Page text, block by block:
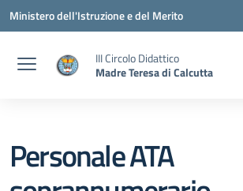
Vai ai contenuti
Vai al menu di navigazione
Vai al footer
Ministero dell'Istruzione e del Merito
III Circolo Didattico
Madre Teresa di Calcutta
Personale ATA